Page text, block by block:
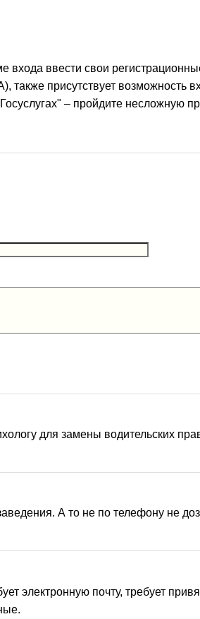
ввести свои
также присутствует возможность
– пройдите несложную
для замены водительских
А то не по телефону не
электронную почту, требует